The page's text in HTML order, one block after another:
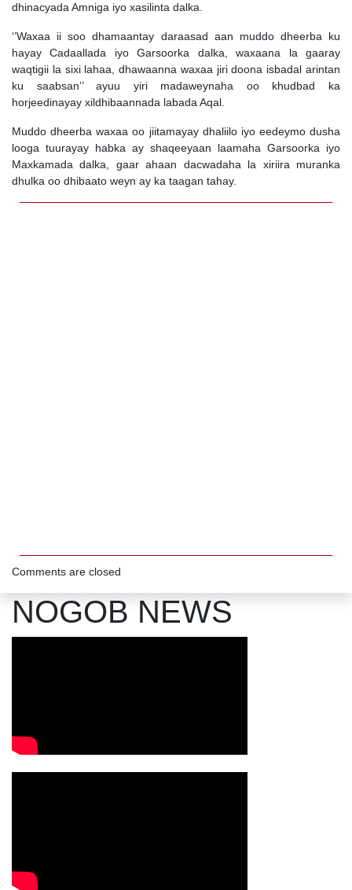
dhinacyada Amniga iyo xasilinta dalka.
‘’Waxaa ii soo dhamaantay daraasad aan muddo dheerba ku
hayay Cadaallada iyo Garsoorka dalka, waxaana la gaaray
waqtigii la sixi lahaa, dhawaanna waxaa jiri doona isbadal arintan
ku saabsan’’ ayuu yiri madaweynaha oo khudbad ka
horjeedinayay xildhibaannada labada Aqal.
Muddo dheerba waxaa oo jiitamayay dhaliilo iyo eedeymo dusha
looga tuurayay habka ay shaqeeyaan laamaha Garsoorka iyo
Maxkamada dalka, gaar ahaan dacwadaha la xiriira muranka
dhulka oo dhibaato weyn ay ka taagan tahay.
Comments are closed
NOGOB NEWS